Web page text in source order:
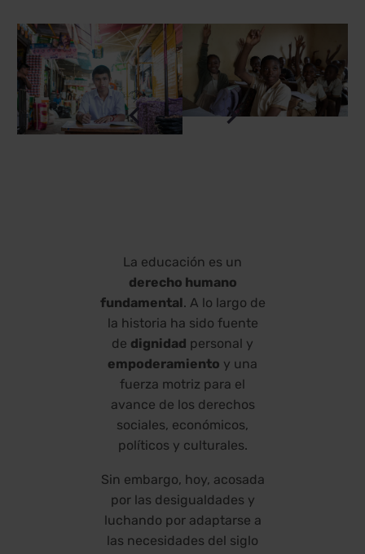
La educación es un
derecho humano
fundamental. A lo largo de
la historia ha sido fuente
de dignidad personal y
empoderamiento y una
fuerza motriz para el
avance de los derechos
sociales, económicos,
políticos y culturales.
Sin embargo, hoy, acosada
por las desigualdades y
luchando por adaptarse a
las necesidades del siglo